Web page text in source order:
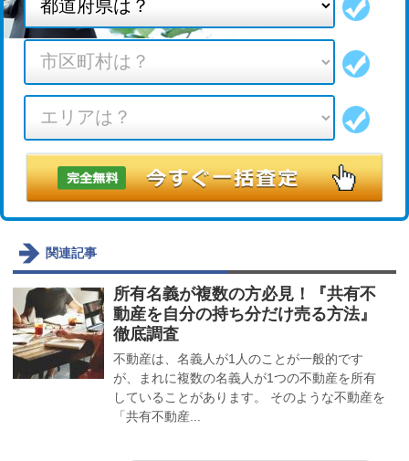
関連記事
所有名義が複数の方必見！『共有不
動産を自分の持ち分だけ売る方法』
徹底調査
不動産は、名義人が1人のことが一般的です
が、まれに複数の名義人が1つの不動産を所有
していることがあります。 そのような不動産を
「共有不動産...